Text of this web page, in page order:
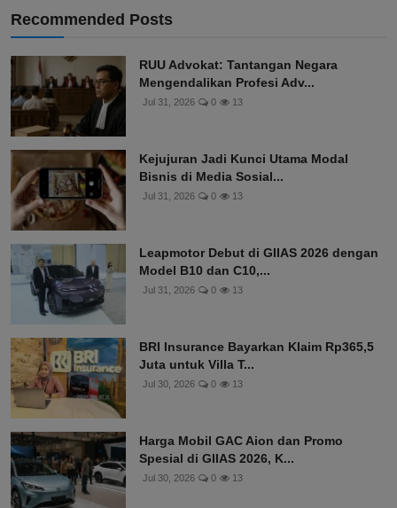
Recommended Posts
RUU Advokat: Tantangan Negara
Mengendalikan Profesi Adv...
Jul 31, 2026 0 13
Kejujuran Jadi Kunci Utama Modal
Bisnis di Media Sosial...
Jul 31, 2026 0 13
Leapmotor Debut di GIIAS 2026 dengan
Model B10 dan C10,...
Jul 31, 2026 0 13
BRI Insurance Bayarkan Klaim Rp365,5
Juta untuk Villa T...
Jul 30, 2026 0 13
Harga Mobil GAC Aion dan Promo
Spesial di GIIAS 2026, K...
Jul 30, 2026 0 13